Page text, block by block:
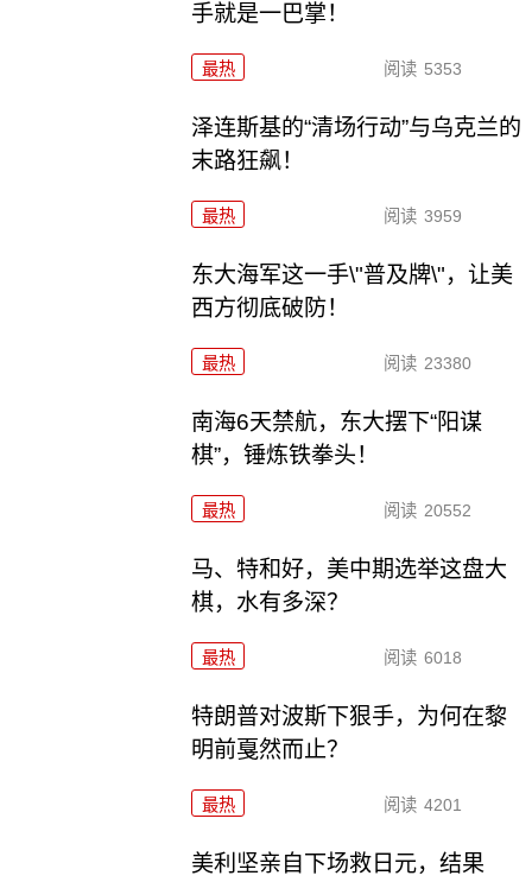
手就是一巴掌！
最热 阅读 5353
泽连斯基的“清场行动”与乌克兰的
末路狂飙！
最热 阅读 3959
东大海军这一手\"普及牌\"，让美
西方彻底破防！
最热 阅读 23380
南海6天禁航，东大摆下“阳谋
棋”，锤炼铁拳头！
最热 阅读 20552
马、特和好，美中期选举这盘大
棋，水有多深？
最热 阅读 6018
特朗普对波斯下狠手，为何在黎
明前戛然而止？
最热 阅读 4201
美利坚亲自下场救日元，结果